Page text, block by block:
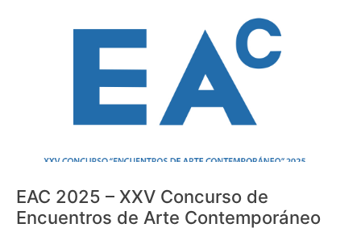
EAC 2025 – XXV Concurso de
Encuentros de Arte Contemporáneo